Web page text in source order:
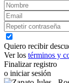
Quiero recibir
Ver los términos y
Finalizar registro
o iniciar sesión